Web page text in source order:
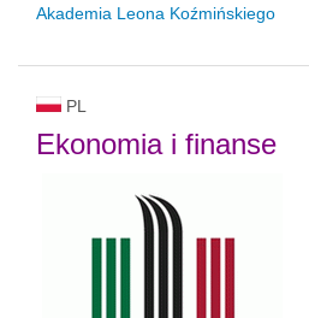
Akademia Leona Koźmińskiego
PL
Ekonomia i finanse